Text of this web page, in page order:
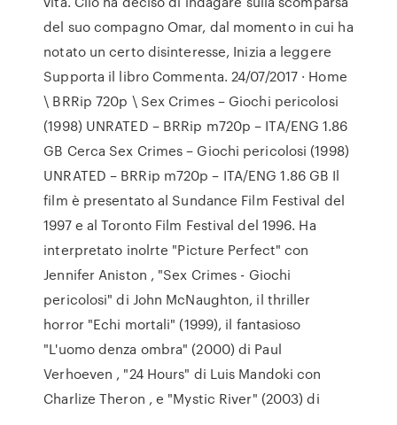
del suo compagno Omar, dal momento in cui ha
notato un certo disinteresse, Inizia a leggere
Supporta il libro Commenta. 24/07/2017 · Home
\ BRRip 720p \ Sex Crimes – Giochi pericolosi
(1998) UNRATED – BRRip m720p – ITA/ENG 1.86
GB Cerca Sex Crimes – Giochi pericolosi (1998)
UNRATED – BRRip m720p – ITA/ENG 1.86 GB Il
film è presentato al Sundance Film Festival del
1997 e al Toronto Film Festival del 1996. Ha
interpretato inolrte "Picture Perfect" con
Jennifer Aniston , "Sex Crimes - Giochi
pericolosi" di John McNaughton, il thriller
horror "Echi mortali" (1999), il fantasioso
"L'uomo denza ombra" (2000) di Paul
Verhoeven , "24 Hours" di Luis Mandoki con
Charlize Theron , e "Mystic River" (2003) di